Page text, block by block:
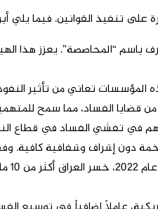
تنفيذ القوانين. فيما يلي
“المحاصصة”. يعزز هذا
تعاني من تأثير
الفساد، مما سمح
في تفشي الفساد في قطاع
إشراف وشفافية كافية. وفقاً